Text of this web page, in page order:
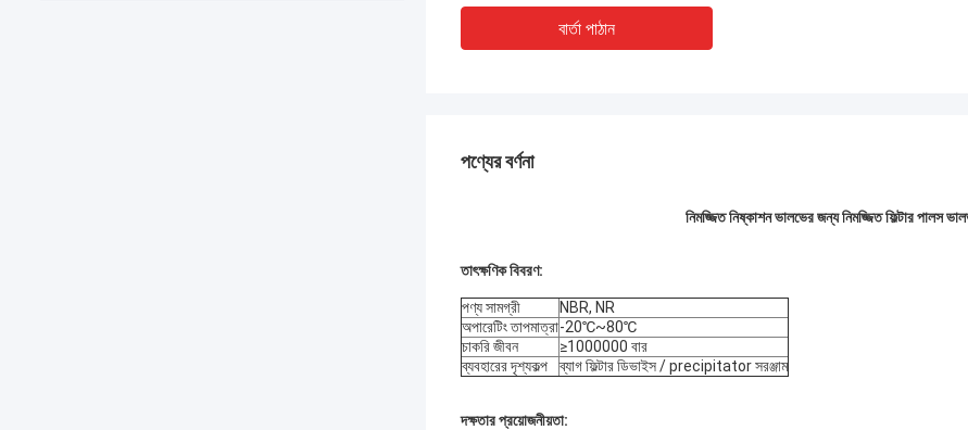
বার্তা পাঠান
পণ্যের বর্ণনা
নিমজ্জিত নিষ্কাশন ভালভের জন্য নিমজ্জিত ফিল্টার পালস
তাৎক্ষণিক বিবরণ:
পণ্য সামগ্রী
NBR, NR
অপারেটিং তাপমাত্রা-20℃~80℃
চাকরি জীবন
≥1000000 বার
ব্যবহারের দৃশ্যকল্প
ব্যাগ ফিল্টার ডিভাইস / precipitator সরঞ্জাম
দক্ষতার প্রয়োজনীয়তা: